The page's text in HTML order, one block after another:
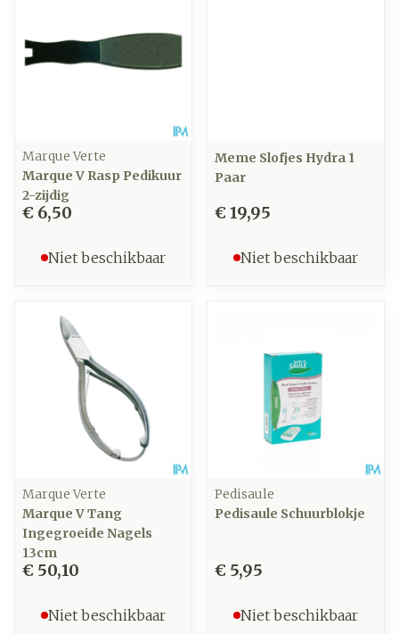
Marque Verte
Marque V Rasp Pedikuur
2-zijdig
€ 6,50
Niet beschikbaar
Meme Slofjes Hydra 1
Paar
€ 19,95
Niet beschikbaar
Marque Verte
Marque V Tang
Ingegroeide Nagels
13cm
€ 50,10
Niet beschikbaar
Pedisaule
Pedisaule Schuurblokje
€ 5,95
Niet beschikbaar